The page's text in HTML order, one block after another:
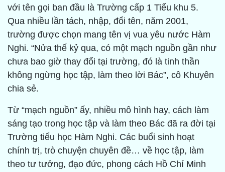
với tên gọi ban đầu là Trường cấp 1 Tiểu khu 5.
Qua nhiều lần tách, nhập, đổi tên, năm 2001,
trường được chọn mang tên vị vua yêu nước Hàm
Nghi. “Nửa thế kỷ qua, có một mạch nguồn gần như
chưa bao giờ thay đổi tại trường, đó là tinh thần
không ngừng học tập, làm theo lời Bác”, cô Khuyên
chia sẻ.
Từ “mạch nguồn” ấy, nhiều mô hình hay, cách làm
sáng tạo trong học tập và làm theo Bác đã ra đời tại
Trường tiểu học Hàm Nghi. Các buổi sinh hoạt
chính trị, trò chuyện chuyên đề… về học tập, làm
theo tư tưởng, đạo đức, phong cách Hồ Chí Minh